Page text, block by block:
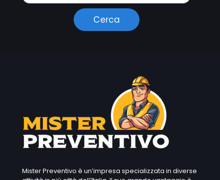
Mister Preventivo è un’impresa specializzata in diverse